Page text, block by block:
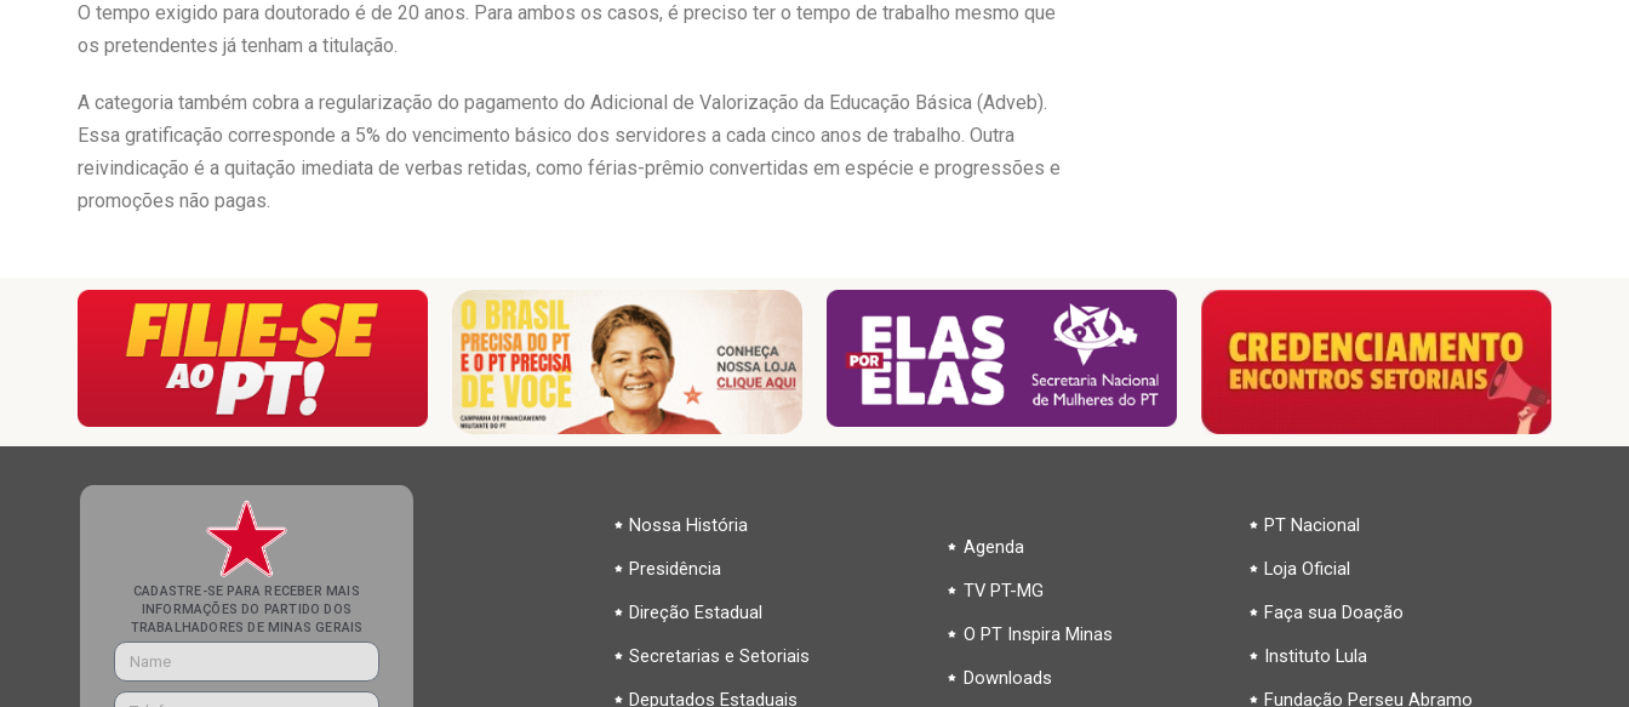
O tempo exigido para doutorado é de 20 anos. Para ambos os casos, é preciso ter o tempo de trabalho mesmo que
os pretendentes já tenham a titulação.
A categoria também cobra a regularização do pagamento do Adicional de Valorização da Educação Básica (Adveb).
Essa gratificação corresponde a 5% do vencimento básico dos servidores a cada cinco anos de trabalho. Outra
reivindicação é a quitação imediata de verbas retidas, como férias-prêmio convertidas em espécie e progressões e
promoções não pagas.
CADASTRE-SE PARA RECEBER MAIS
INFORMAÇÕES DO PARTIDO DOS
TRABALHADORES DE MINAS GERAIS
Nossa História
Presidência
Direção Estadual
Secretarias e Setoriais
Deputados Estaduais
Agenda
TV PT-MG
O PT Inspira Minas
Downloads
PT Nacional
Loja Oficial
Faça sua Doação
Instituto Lula
Fundação Perseu Abramo